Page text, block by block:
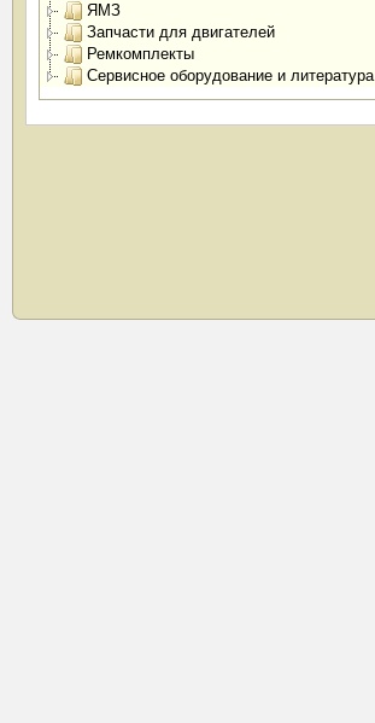
ЯМЗ
Запчасти для двигателей
Ремкомплекты
Сервисное оборудование и литература